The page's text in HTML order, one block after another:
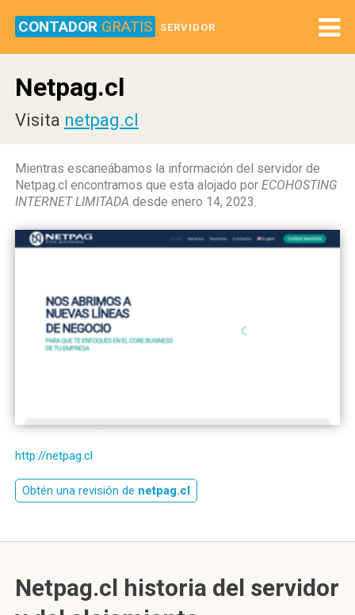
CONTADOR GRATIS SERVIDOR
Netpag.cl
Visita netpag.cl
Mientras escaneábamos la información del servidor de
Netpag.cl encontramos que esta alojado por ECOHOSTING
INTERNET LIMITADA desde enero 14, 2023.
http://netpag.cl
Obtén una revisión de netpag.cl
Netpag.cl historia del servidor